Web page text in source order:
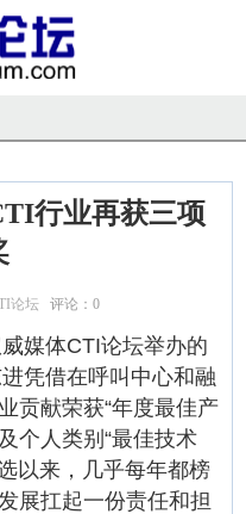
行业再获三项
论坛 评论：0
媒体CTI论坛举办的
凭借在呼叫中心和融
贡献荣获“年度最佳产
个人类别“最佳技术
以来，几乎每年都榜
展扛起一份责任和担